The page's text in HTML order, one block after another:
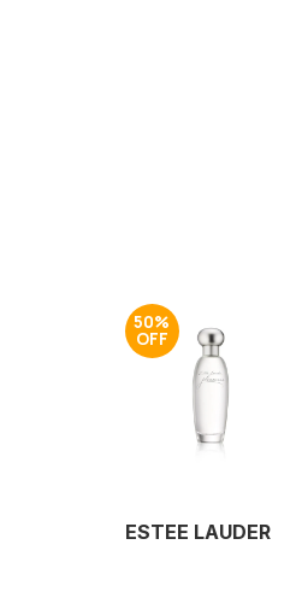
50%
ESTEE LAUDER